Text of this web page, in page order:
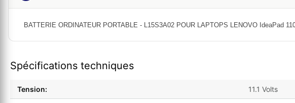
BATTERIE ORDINATEUR PORTABLE - L15S3A02 POUR LAPTOPS LENOVO IdeaPad
Spécifications techniques
Tension: 11.1 Volts